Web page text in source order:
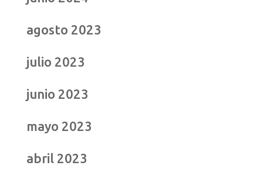
agosto 2023
julio 2023
junio 2023
mayo 2023
abril 2023